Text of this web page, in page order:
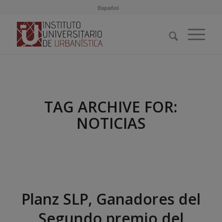
Español
TAG ARCHIVE FOR:
NOTICIAS
Planz SLP, Ganadores del